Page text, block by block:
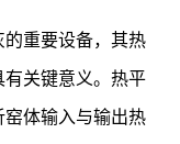
重要设备，其热
关键意义。热平
体输入与输出热